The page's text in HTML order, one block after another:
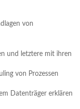
von
und letztere mit ihren
von Prozessen
Datenträger erklären